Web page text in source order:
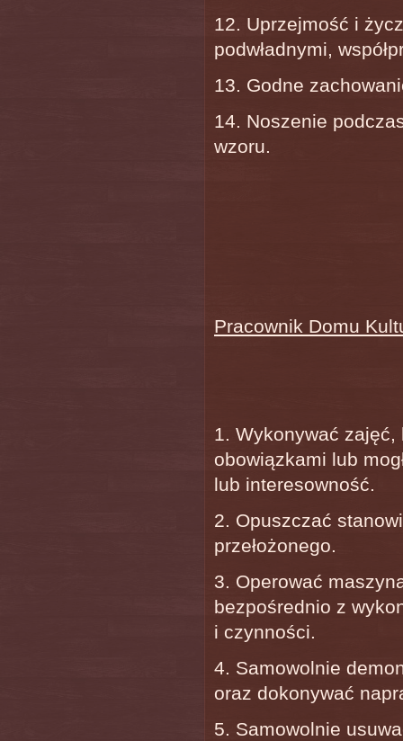
12. Uprzejmość i
podwładnymi,
13. Godne
14. Noszenie
wzoru.
Pracownik Domu
1. Wykonywać zajęć,
obowiązkami lub
lub interesowność.
2. Opuszczać
przełożonego.
3. Operować
bezpośrednio z
i czynności.
4. Samowolnie
oraz dokonywać
5. Samowolnie